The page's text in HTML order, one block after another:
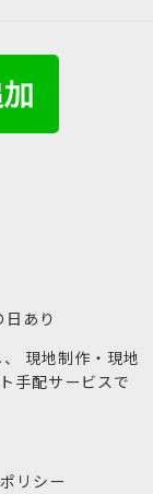
あり
現地制作・現地
手配サービスで
リシー